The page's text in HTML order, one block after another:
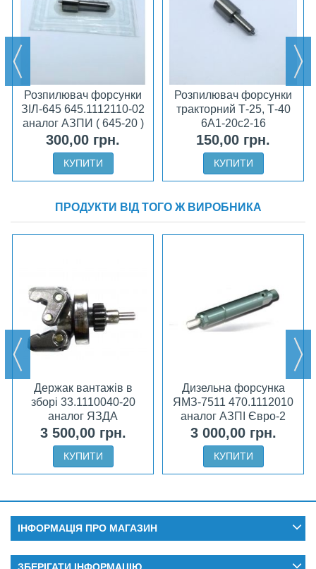
Розпилювач форсунки
ЗІЛ-645 645.1112110-02
аналог АЗПИ ( 645-20 )
300,00 грн.
КУПИТИ
Розпилювач форсунки
тракторний Т-25, Т-40
6А1-20с2-16
150,00 грн.
КУПИТИ
ПРОДУКТИ ВІД ТОГО Ж ВИРОБНИКА
Держак вантажів в
зборі 33.1110040-20
аналог ЯЗДА
3 500,00 грн.
КУПИТИ
Дизельна форсунка
ЯМЗ-7511 470.1112010
аналог АЗПІ Євро-2
3 000,00 грн.
КУПИТИ
ІНФОРМАЦІЯ ПРО МАГАЗИН